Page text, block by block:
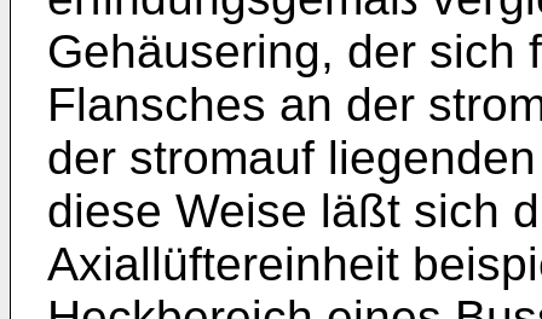
Gehäusering, der sich
Flansches an der
der stromauf
diese Weise läßt sich
Axiallüftereinheit